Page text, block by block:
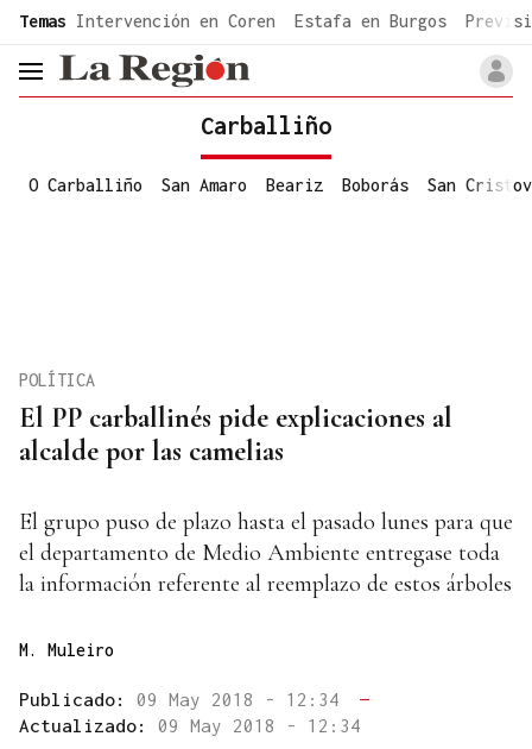
common.go-to-content
Temas Intervención en Coren Estafa en Burgos
header.menu.open
Carballiño
O Carballiño San Amaro Beariz Boborás San
El PP carballinés pide explicaciones al
alcalde por las camelias
POLÍTICA
El grupo puso de plazo hasta el pasado lunes para que
el departamento de Medio Ambiente entregase toda
la información referente al reemplazo de estos árboles
M. Muleiro
Publicado: 09 May 2018 - 12:34
—
Actualizado: 09 May 2018 - 12:34